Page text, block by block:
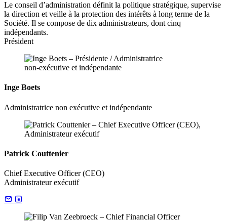
Le conseil d’administration définit la politique stratégique, supervise
la direction et veille à la protection des intérêts à long terme de la
Société. Il se compose de dix administrateurs, dont cinq
indépendants.
Président
Inge Boets
Administratrice non exécutive et indépendante
Patrick Couttenier
Chief Executive Officer (CEO)
Administrateur exécutif